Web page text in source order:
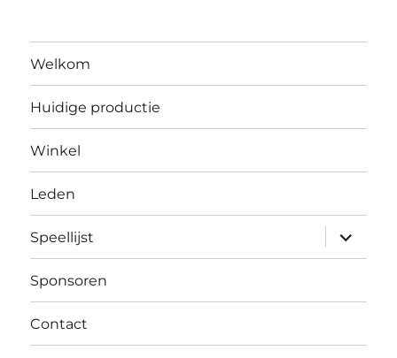
Welkom
Huidige productie
Winkel
Leden
Speellijst
Sponsoren
Contact